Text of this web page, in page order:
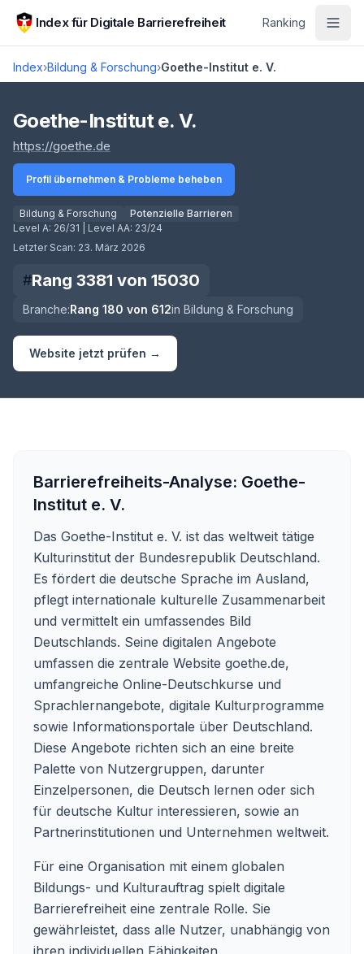
Zum Hauptinhalt springen
Index für Digitale Barrierefreiheit Ranking
Index›Bildung & Forschung›Goethe-Institut e. V.
Score lädt
Goethe-Institut e. V.
https://goethe.de
Profil übernehmen & Probleme beheben
Bildung & Forschung
Potenzielle Barrieren
Level A: 26/31 | Level AA: 23/24
Letzter Scan: 23. März 2026
#Rang 3381 von 15030
Branche:Rang 180 von 612in Bildung & Forschung
Website jetzt prüfen →
Barrierefreiheits-Analyse: Goethe-
Institut e. V.
Das Goethe-Institut e. V. ist das weltweit tätige
Kulturinstitut der Bundesrepublik Deutschland.
Es fördert die deutsche Sprache im Ausland,
pflegt internationale kulturelle Zusammenarbeit
und vermittelt ein umfassendes Bild
Deutschlands. Seine digitalen Angebote
umfassen die zentrale Website goethe.de,
umfangreiche Online-Deutschkurse und
Sprachlernangebote, digitale Kulturprogramme
sowie Informationsportale über Deutschland.
Diese Angebote richten sich an eine breite
Palette von Nutzergruppen, darunter
Einzelpersonen, die Deutsch lernen oder sich
für deutsche Kultur interessieren, sowie an
Partnerinstitutionen und Unternehmen weltweit.
Für eine Organisation mit einem globalen
Bildungs- und Kulturauftrag spielt digitale
Barrierefreiheit eine zentrale Rolle. Sie
gewährleistet, dass alle Nutzer, unabhängig von
ihren individuellen Fähigkeiten,